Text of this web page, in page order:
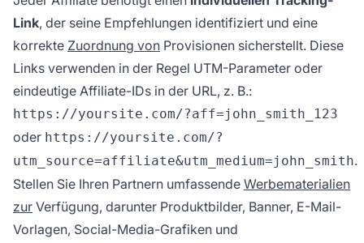
Link, der seine Empfehlungen identifiziert und eine
korrekte Zuordnung von Provisionen sicherstellt. Diese
Links verwenden in der Regel UTM-Parameter oder
eindeutige Affiliate-IDs in der URL, z. B.:
https://yoursite.com/?aff=john_smith_123
oder https://yoursite.com/?
utm_source=affiliate&utm_medium=john_smith.
Stellen Sie Ihren Partnern umfassende Werbematerialien
zur Verfügung, darunter Produktbilder, Banner, E-Mail-
Vorlagen, Social-Media-Grafiken und